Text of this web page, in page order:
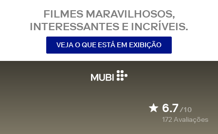
FILMES MARAVILHOSOS,
INTERESSANTES E INCRÍVEIS.
VEJA O QUE ESTÁ EM EXIBIÇÃO
6.7/10
172 Avaliações